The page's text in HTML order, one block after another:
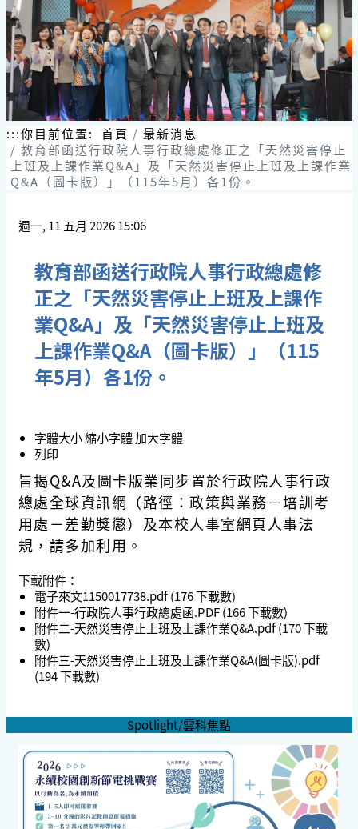
跳
到
主
要
內
容
區
塊
:::你目前位置: 首頁
最新消息
​教育部函送行政院人事行政總處修正之「天然災害停止
上班及上課作業Q&A」及「天然災害停止上班及上課作業
Q&A（圖卡版）」（115年5月）各1份。
週一, 11 五月 2026 15:06
​教育部函送行政院人事行政總處修
正之「天然災害停止上班及上課作
業Q&A」及「天然災害停止上班及
上課作業Q&A（圖卡版）」（115
年5月）各1份。
字體大小縮小字體加大字體
列印
旨揭Q&A及圖卡版業同步置於行政院人事行政
總處全球資訊網（路徑：政策與業務－培訓考
用處－差勤獎懲）及本校人事室網頁人事法
規，請多加利用。
下載附件：
電子來文1150017738.pdf (176 下載數)
附件一-行政院人事行政總處函.PDF (166 下載數)
附件二-天然災害停止上班及上課作業Q&A.pdf (170 下載
數)
附件三-天然災害停止上班及上課作業Q&A(圖卡版).pdf
(194 下載數)
Spotlight/雲科焦點